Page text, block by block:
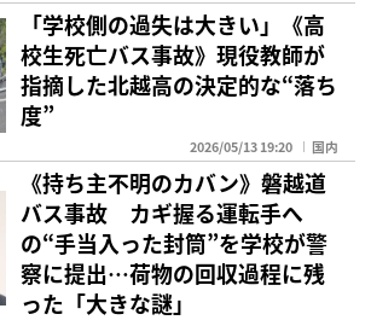
「学校側の過失は大きい」《高
校生死亡バス事故》現役教師が
指摘した北越高の決定的な“落ち
度”
2026/05/13 19:20 国内
《持ち主不明のカバン》磐越道
バス事故 カギ握る運転手へ
の“手当入った封筒”を学校が警
察に提出…荷物の回収過程に残
った「大きな謎」